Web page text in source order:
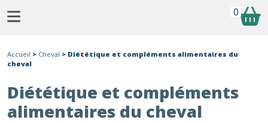
0
Accueil > Cheval > Diététique et compléments alimentaires du
cheval
Diététique et compléments
alimentaires du cheval